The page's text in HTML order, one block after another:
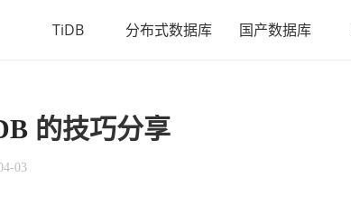
TiDB 分布式数据库 国产数据库
的技巧分享
03